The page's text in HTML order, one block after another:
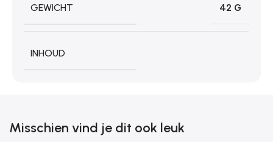
GEWICHT 42 G
INHOUD
Misschien vind je dit ook leuk